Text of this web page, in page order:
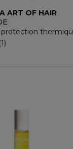
ART OF HAIR
1